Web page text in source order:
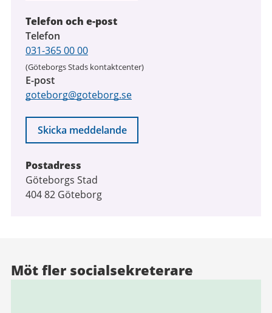
Telefon och e-post
Telefon
031-365 00 00
(Göteborgs Stads kontaktcenter)
E-post
goteborg@goteborg.se
Skicka meddelande
Postadress
Göteborgs Stad
404 82 Göteborg
Möt fler socialsekreterare